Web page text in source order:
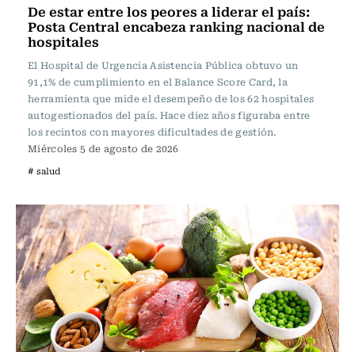
De estar entre los peores a liderar el país:
Posta Central encabeza ranking nacional de
hospitales
El Hospital de Urgencia Asistencia Pública obtuvo un
91,1% de cumplimiento en el Balance Score Card, la
herramienta que mide el desempeño de los 62 hospitales
autogestionados del país. Hace diez años figuraba entre
los recintos con mayores dificultades de gestión.
Miércoles 5 de agosto de 2026
# salud